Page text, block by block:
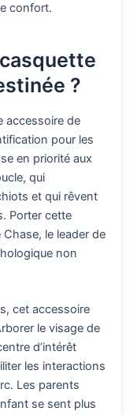
confort.
?
accessoire de
pour les
en priorité aux
qui
et qui rêvent
Porter cette
le leader de
non
cet accessoire
le visage de
d’intérêt
les interactions
Les parents
se sent plus